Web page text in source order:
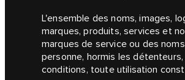
L'ensemble des noms, images,
marques, produits, services et
marques de service ou des
personne, hormis les
conditions, toute utilisation